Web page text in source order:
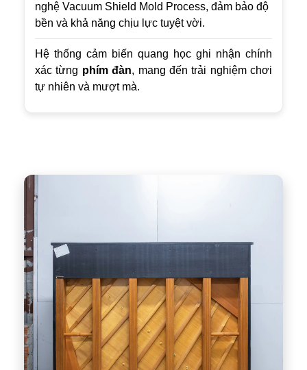
nghệ Vacuum Shield Mold Process, đảm bảo độ
bền và khả năng chịu lực tuyệt vời.
Hệ thống cảm biến quang học ghi nhận chính
xác từng phím đàn, mang đến trải nghiệm chơi
tự nhiên và mượt mà.